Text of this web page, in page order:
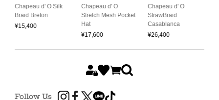
Chapeau d' O Silk
Braid Breton
¥15,400
Chapeau d' O
Stretch Mesh Pocket
Hat
¥17,600
Chapeau d' O
StrawBraid
Casablanca
¥26,400
Follow Us